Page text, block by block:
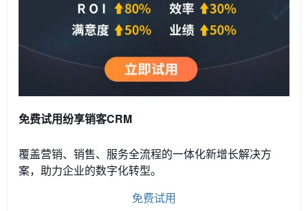
免费试用纷享销客CRM
覆盖营销、销售、服务全流程的一体化新增长解决方
案，助力企业的数字化转型。
免费试用